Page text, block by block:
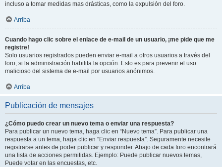
incluso a tomar medidas mas drásticas, como la expulsión del foro.
Arriba
Cuando hago clic sobre el enlace de e-mail de un usuario, ¡me pide que me
registre!
Solo usuarios registrados pueden enviar e-mail a otros usuarios a través del
foro, si la administración habilita la opción. Esto es para prevenir el uso
malicioso del sistema de e-mail por usuarios anónimos.
Arriba
Publicación de mensajes
¿Cómo puedo crear un nuevo tema o enviar una respuesta?
Para publicar un nuevo tema, haga clic en “Nuevo tema”. Para publicar una
respuesta a un tema, haga clic en “Enviar respuesta”. Seguramente necesite
registrarse antes de poder publicar y responder. Abajo de cada foro encontrará
una lista de acciones permitidas. Ejemplo: Puede publicar nuevos temas,
Puede votar en las encuestas, etc.